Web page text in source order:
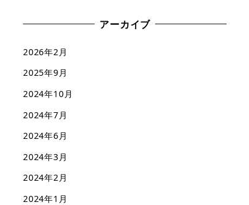
アーカイブ
2026年2月
2025年9月
2024年10月
2024年7月
2024年6月
2024年3月
2024年2月
2024年1月